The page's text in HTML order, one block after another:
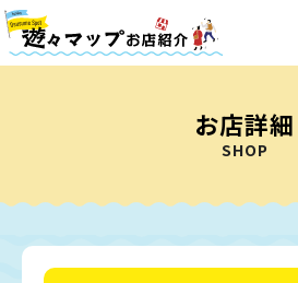
お店詳細
SHOP